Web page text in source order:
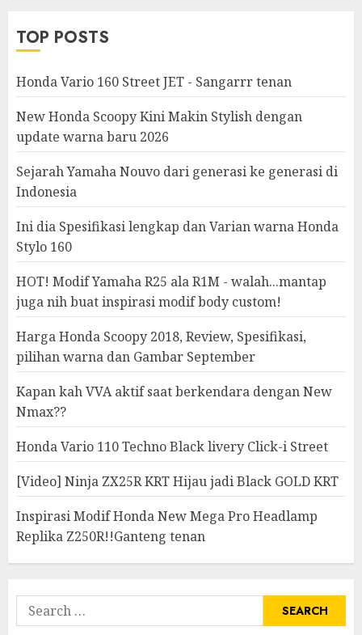
TOP POSTS
Honda Vario 160 Street JET - Sangarrr tenan
New Honda Scoopy Kini Makin Stylish dengan
update warna baru 2026
Sejarah Yamaha Nouvo dari generasi ke generasi di
Indonesia
Ini dia Spesifikasi lengkap dan Varian warna Honda
Stylo 160
HOT! Modif Yamaha R25 ala R1M - walah...mantap
juga nih buat inspirasi modif body custom!
Harga Honda Scoopy 2018, Review, Spesifikasi,
pilihan warna dan Gambar September
Kapan kah VVA aktif saat berkendara dengan New
Nmax??
Honda Vario 110 Techno Black livery Click-i Street
[Video] Ninja ZX25R KRT Hijau jadi Black GOLD KRT
Inspirasi Modif Honda New Mega Pro Headlamp
Replika Z250R!!Ganteng tenan
Search
for: